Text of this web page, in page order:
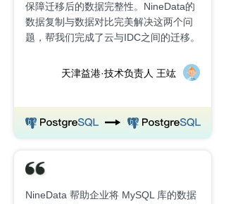
保障迁移后的数据完整性。NineData的
数据复制与数据对比完美解决这两个问
题，帮我们完成了云与IDC之间的迁移。
天津益港·技术负责人 王竑
NineData 帮助企业将 MySQL 库的数据